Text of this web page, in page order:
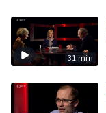
31 min